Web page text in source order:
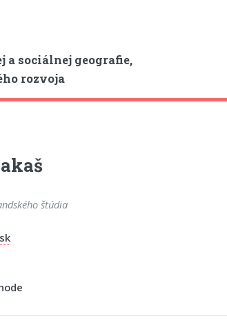
a sociálnej geografie,
rozvoja
štúdia